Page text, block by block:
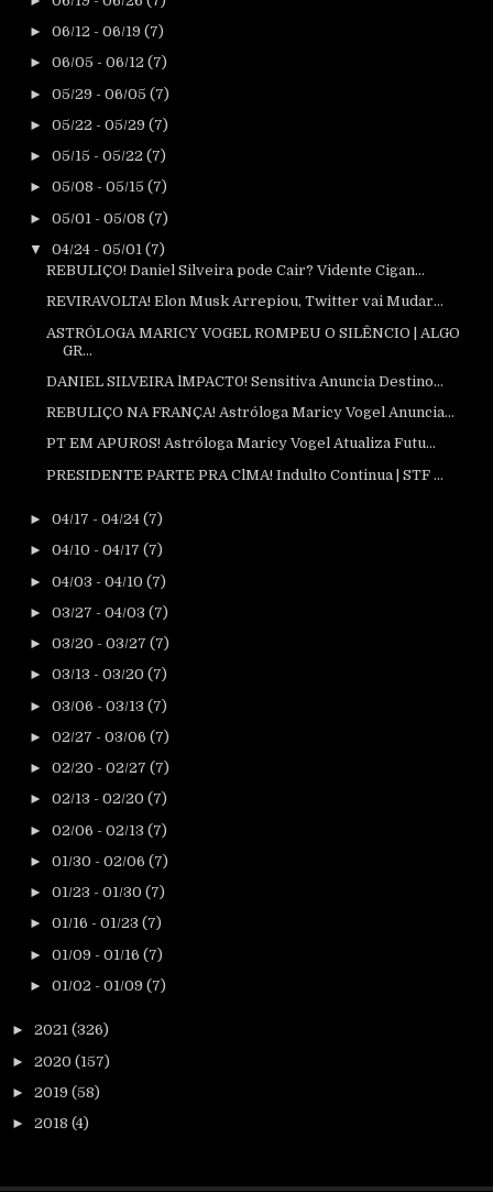
► 06/12 - 06/19 (7)
► 06/05 - 06/12 (7)
► 05/29 - 06/05 (7)
► 05/22 - 05/29 (7)
► 05/15 - 05/22 (7)
► 05/08 - 05/15 (7)
► 05/01 - 05/08 (7)
▼ 04/24 - 05/01 (7)
REBULIÇO! Daniel Silveira pode Cair? Vidente Cigan...
REVIRAVOLTA! Elon Musk Arrepiou, Twitter vai Mudar...
ASTRÓLOGA MARICY VOGEL ROMPEU O SILÊNCIO | ALGO
GR...
DANIEL SILVEIRA lMPACT0! Sensitiva Anuncia Destino...
REBULIÇO NA FRANÇA! Astróloga Maricy Vogel Anuncia...
PT EM APUR0S! Astróloga Maricy Vogel Atualiza Futu...
PRESIDENTE PARTE PRA ClMA! Indulto Continua | STF ...
► 04/17 - 04/24 (7)
► 04/10 - 04/17 (7)
► 04/03 - 04/10 (7)
► 03/27 - 04/03 (7)
► 03/20 - 03/27 (7)
► 03/13 - 03/20 (7)
► 03/06 - 03/13 (7)
► 02/27 - 03/06 (7)
► 02/20 - 02/27 (7)
► 02/13 - 02/20 (7)
► 02/06 - 02/13 (7)
► 01/30 - 02/06 (7)
► 01/23 - 01/30 (7)
► 01/16 - 01/23 (7)
► 01/09 - 01/16 (7)
► 01/02 - 01/09 (7)
► 2021 (326)
► 2020 (157)
► 2019 (58)
► 2018 (4)